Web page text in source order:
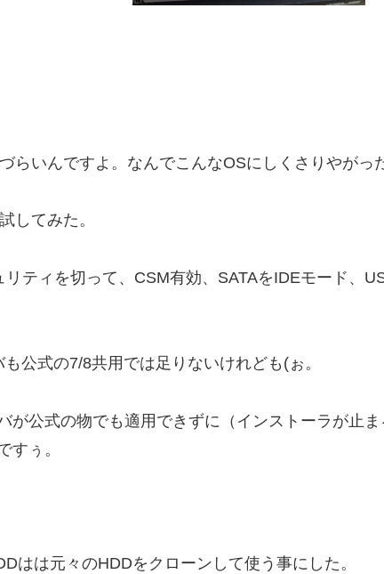
らいんですよ。なんでこんなOSにしくさりやがっ
してみた。
ティを切って、CSM有効、SATAをIDEモード、
公式の7/8共用では足りないけれども(ぉ。
が公式の物でも適用できずに（インストーラが止
すぅ。
はは元々のHDDをクローンして使う事にした。